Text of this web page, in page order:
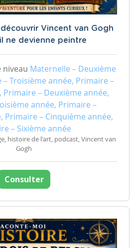
Vincent van Gogh
ne devienne peintre
niveau Maternelle – Deuxième
Troisième année, Primaire –
Primaire – Deuxième année,
année, Primaire –
Primaire – Cinquième année,
– Sixième année
histoire de l'art, podcast, Vincent van
Gogh
Consulter